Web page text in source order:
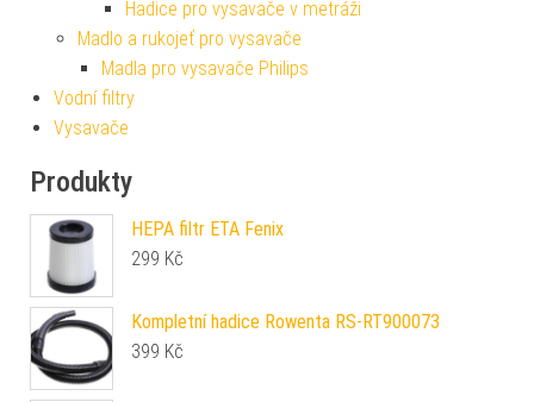
Hadice pro vysavače v metráži
Madlo a rukojeť pro vysavače
Madla pro vysavače Philips
Vodní filtry
Vysavače
Produkty
HEPA filtr ETA Fenix
299 Kč
Kompletní hadice Rowenta RS-RT900073
399 Kč